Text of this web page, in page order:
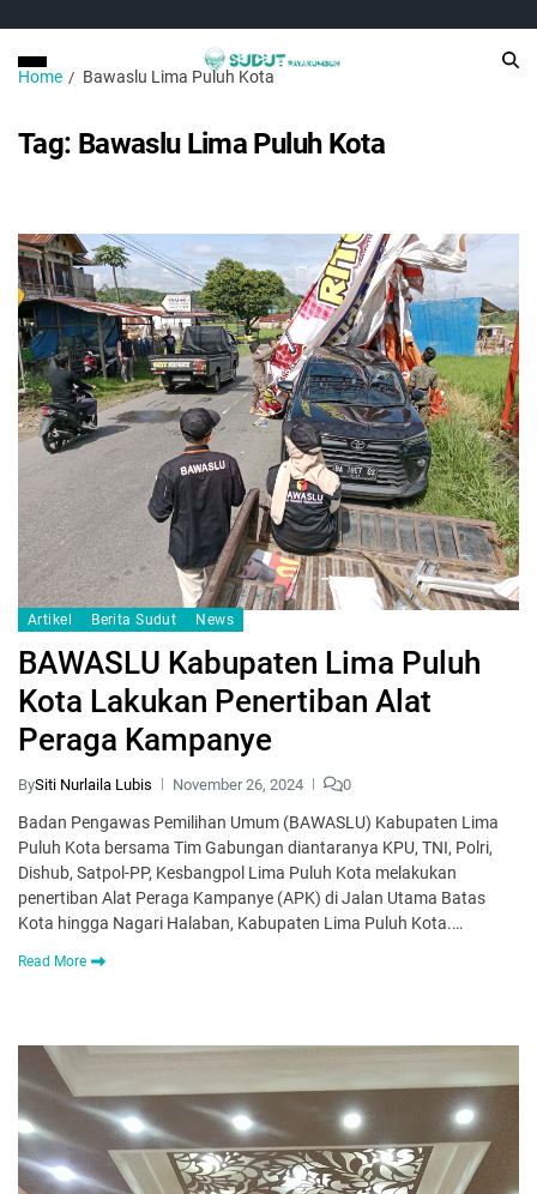
Home Bawaslu Lima Puluh Kota
Tag: Bawaslu Lima Puluh Kota
Artikel Berita Sudut News
BAWASLU Kabupaten Lima Puluh
Kota Lakukan Penertiban Alat
Peraga Kampanye
BySiti Nurlaila Lubis November 26, 2024 0
Badan Pengawas Pemilihan Umum (BAWASLU) Kabupaten Lima
Puluh Kota bersama Tim Gabungan diantaranya KPU, TNI, Polri,
Dishub, Satpol-PP, Kesbangpol Lima Puluh Kota melakukan
penertiban Alat Peraga Kampanye (APK) di Jalan Utama Batas
Kota hingga Nagari Halaban, Kabupaten Lima Puluh Kota.…
Read More